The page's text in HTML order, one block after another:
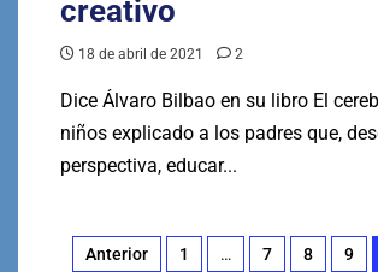
creativo
18 de abril de 2021 2
Dice Álvaro Bilbao en su libro El
niños explicado a los padres que,
perspectiva, educar...
Anterior 1 … 7 8 9